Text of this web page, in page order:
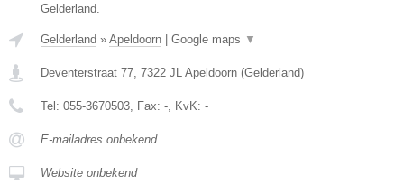
Gelderland.
Gelderland » Apeldoorn Google maps ▼
Deventerstraat 77, 7322 JL Apeldoorn (Gelderland)
Tel: 055-3670503, Fax: -, KvK: -
E-mailadres onbekend
Website onbekend